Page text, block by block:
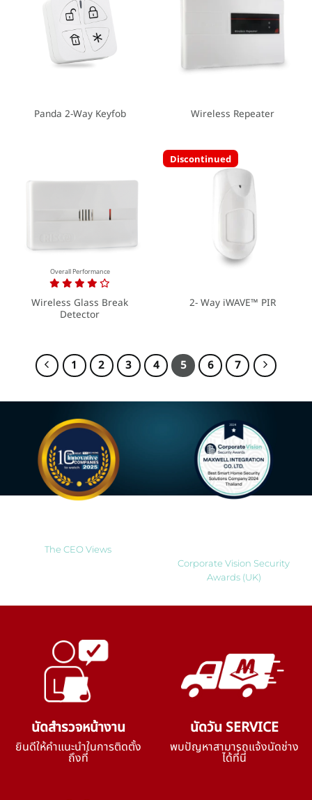
Panda 2-Way Keyfob Wireless Repeater
Overall Performance
Wireless Glass Break
Detector
Discontinued
2- Way iWAVE™ PIR
1 2 3 4 5 6 7
The CEO Views
Corporate Vision Security
Awards (UK)
นัดสำรวจหน้างาน
ยินดีให้คำแนะนำในการติดตั้ง
ถึงที่
นัดวัน SERVICE
พบปัญหาสามารถแจ้งนัดช่าง
ได้ที่นี่